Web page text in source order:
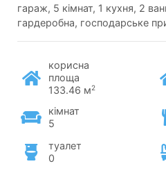
гараж, 5 кімнат, 1 кухня, 2
гардеробна, господарське
корисна
площа
133.46 м2
кімнат
5
туалет
0